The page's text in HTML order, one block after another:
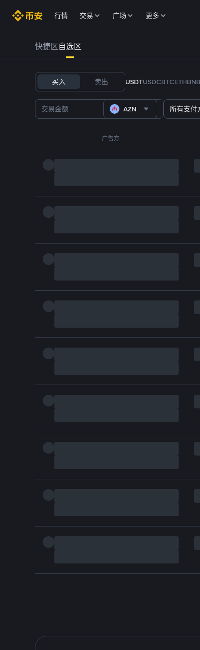
行情 交易 广场 更多
快捷区自选区
买入 卖出 USDTUSDCBTCETHBNB
AZN 所有支付
广告方